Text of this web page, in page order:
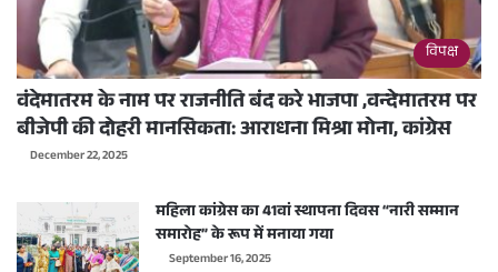
विपक्ष
वंदेमातरम के नाम पर राजनीति बंद करे भाजपा ,वन्देमातरम पर
बीजेपी की दोहरी मानसिकता: आराधना मिश्रा मोना, कांग्रेस
December 22, 2025
महिला कांग्रेस का 41वां स्थापना दिवस “नारी सम्मान
समारोह” के रूप में मनाया गया
September 16, 2025